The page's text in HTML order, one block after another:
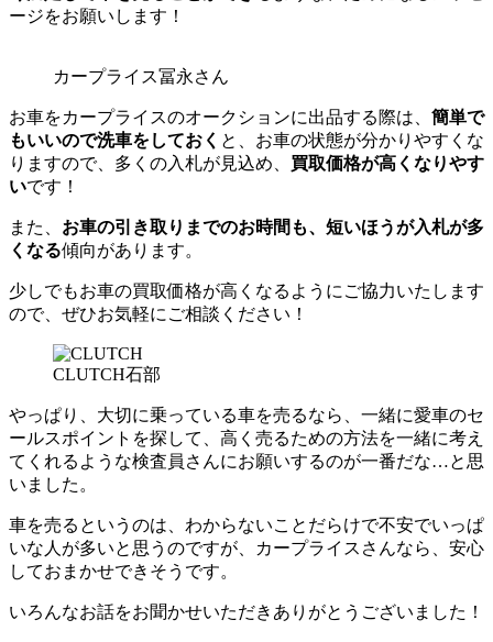
ージをお願いします！
カープライス冨永さん
お車をカープライスのオークションに出品する際は、 簡単で
もいいので洗車をしておく と、お車の状態が分かりやすくな
りますので、多くの入札が見込め、 買取価格が高くなりやす
いです！
また、 お車の引き取りまでのお時間も、短いほうが入札が多
くなる傾向があります。
少しでもお車の買取価格が高くなるようにご協力いたします
ので、ぜひお気軽にご相談ください！
CLUTCH石部
やっぱり、大切に乗っている車を売るなら、一緒に愛車のセ
ールスポイントを探して、高く売るための方法を一緒に考え
てくれるような検査員さんにお願いするのが一番だな…と思
いました。
車を売るというのは、わからないことだらけで不安でいっぱ
いな人が多いと思うのですが、カープライスさんなら、安心
しておまかせできそうです。
いろんなお話をお聞かせいただきありがとうございました！